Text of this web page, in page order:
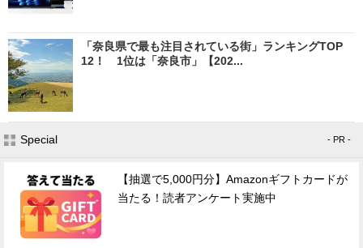
「奈良県で最も注目されている街」ランキングTOP
12！ 1位は「奈良市」【202...
Special - PR -
【抽選で5,000円分】Amazonギフトカードが
当たる！読者アンケート実施中